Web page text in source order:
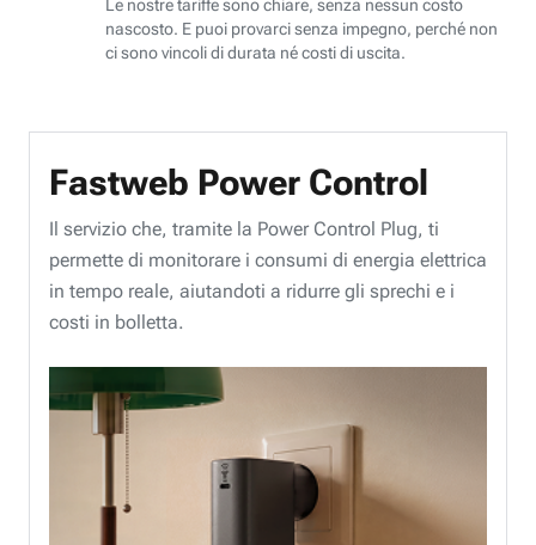
Le nostre tariffe sono chiare, senza nessun costo
nascosto. E puoi provarci senza impegno, perché non
ci sono vincoli di durata né costi di uscita.
Fastweb Power Control
Il servizio che, tramite la Power Control Plug, ti
permette di monitorare i consumi di energia elettrica
in tempo reale, aiutandoti a ridurre gli sprechi e i
costi in bolletta.